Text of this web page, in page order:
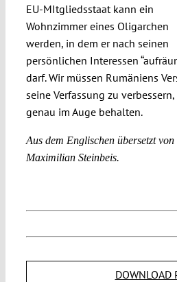
EU-MItgliedsstaat kann ein
Wohnzimmer eines Oligarchen
werden, in dem er nach seinen
persönlichen Interessen
darf. Wir müssen Rumäniens
seine Verfassung zu verbessern,
genau im Auge behalten.
Aus dem Englischen übersetzt von
Maximilian Steinbeis.
DOWNLOAD